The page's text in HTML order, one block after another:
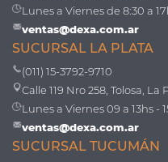
Lunes a Viernes de 8:30 a
ventas@dexa.com.ar
SUCURSAL LA PLATA
(011) 15-3792-9710
Calle 119 Nro 258, Tolosa, La
Lunes a Viernes 09 a 13hs -
ventas@dexa.com.ar
SUCURSAL TUCUMÁN